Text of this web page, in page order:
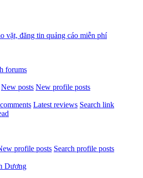
forums
New posts New profile posts
Latest reviews Search link
profile posts Search profile posts
Dương